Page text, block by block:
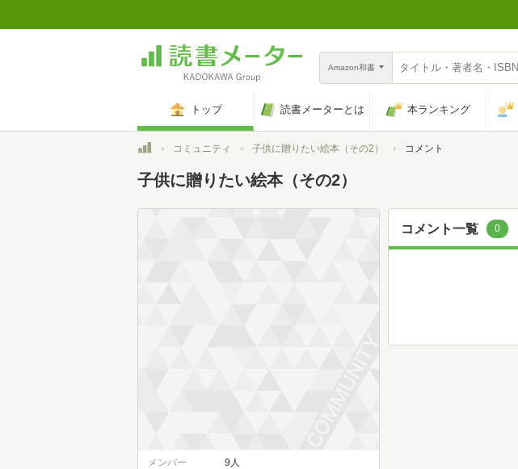
Amazon和書
トップ 読書メーターとは 本ランキング
トップコミュニティ 子供に贈りたい絵本（その2） コメント
子供に贈りたい絵本（その2）
コメント一覧 0
メンバー 9人